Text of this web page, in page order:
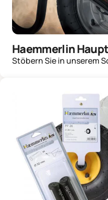
Haemmerlin
Stöbern Sie in unserem